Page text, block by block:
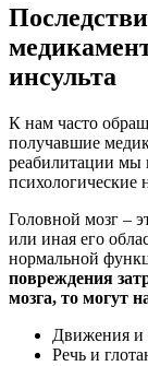
инсульта
К нам часто
получавшие
реабилитации мы
психологические
Головной мозг –
или иная его
нормальной
повреждения
мозга, то могут
Движения и
Речь и